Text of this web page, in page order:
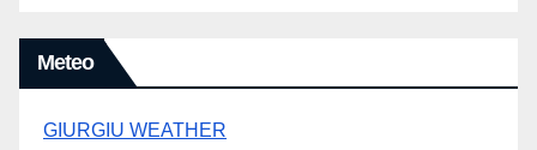
Meteo
GIURGIU WEATHER